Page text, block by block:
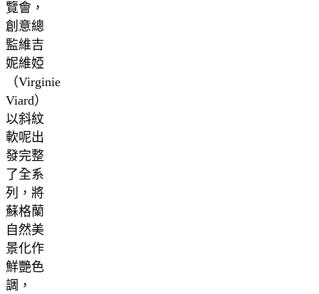
覽會，
創意總
監維吉
妮維婭
（Virginie
Viard）
以斜紋
軟呢出
發完整
了全系
列，將
蘇格蘭
自然美
景化作
鮮艷色
調，